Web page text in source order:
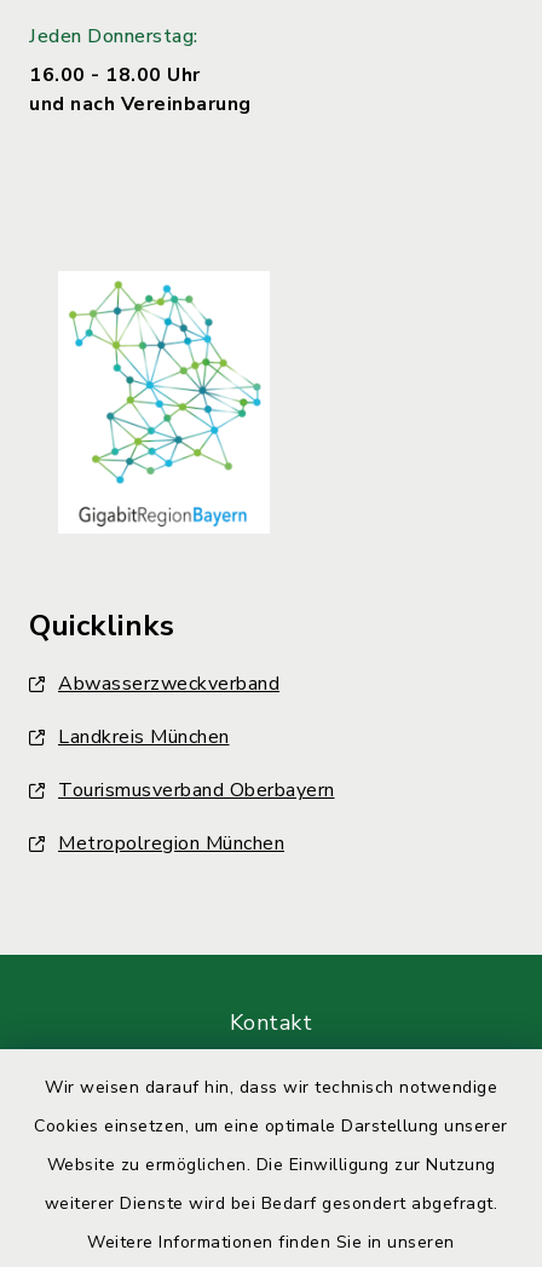
Wir weisen darauf hin, dass wir technisch notwendige
Cookies einsetzen, um eine optimale Darstellung unserer
Website zu ermöglichen. Die Einwilligung zur Nutzung
weiterer Dienste wird bei Bedarf gesondert abgefragt.
Weitere Informationen finden Sie in unseren
Jeden Donnerstag:
16.00 - 18.00 Uhr
und nach Vereinbarung
Quicklinks
Abwasserzweckverband
Landkreis München
Tourismusverband Oberbayern
Metropolregion München
Kontakt
Barrierefreiheit
Impressum